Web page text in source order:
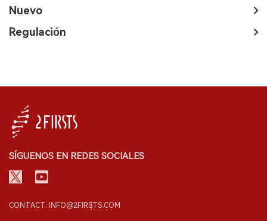
Nuevo
Regulación
SÍGUENOS EN REDES SOCIALES
CONTACT: INFO@2FIRSTS.COM